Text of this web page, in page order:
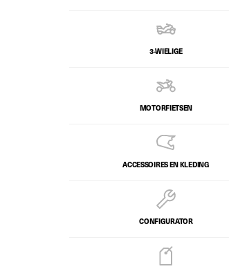
3-WIELIGE
MOTORFIETSEN
ACCESSOIRES EN KLEDING
CONFIGURATOR